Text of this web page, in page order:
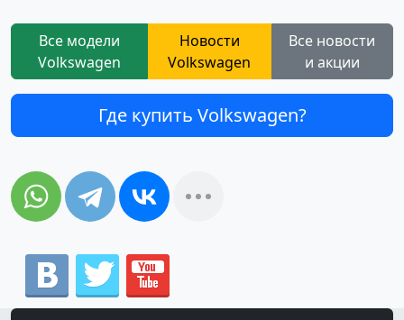
Все модели
Volkswagen
Новости
Volkswagen
Все новости
и акции
Где купить Volkswagen?